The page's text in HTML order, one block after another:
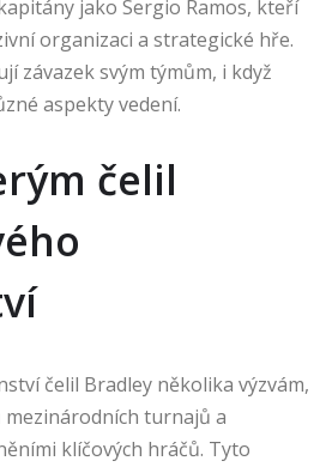
jako Sergio Ramos, kteří
organizaci a strategické hře.
závazek svým týmům, i když
aspekty vedení.
čelil
čelil Bradley několika výzvám,
turnajů a
klíčových hráčů. Tyto